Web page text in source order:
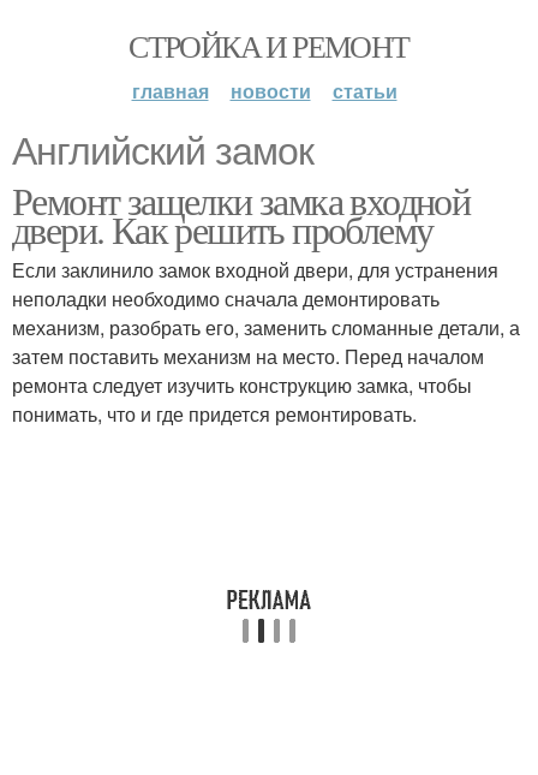
СТРОЙКА И РЕМОНТ
главная новости статьи
Английский замок
Ремонт защелки замка входной
двери. Как решить проблему
Если заклинило замок входной двери, для устранения
неполадки необходимо сначала демонтировать
механизм, разобрать его, заменить сломанные детали, а
затем поставить механизм на место. Перед началом
ремонта следует изучить конструкцию замка, чтобы
понимать, что и где придется ремонтировать.